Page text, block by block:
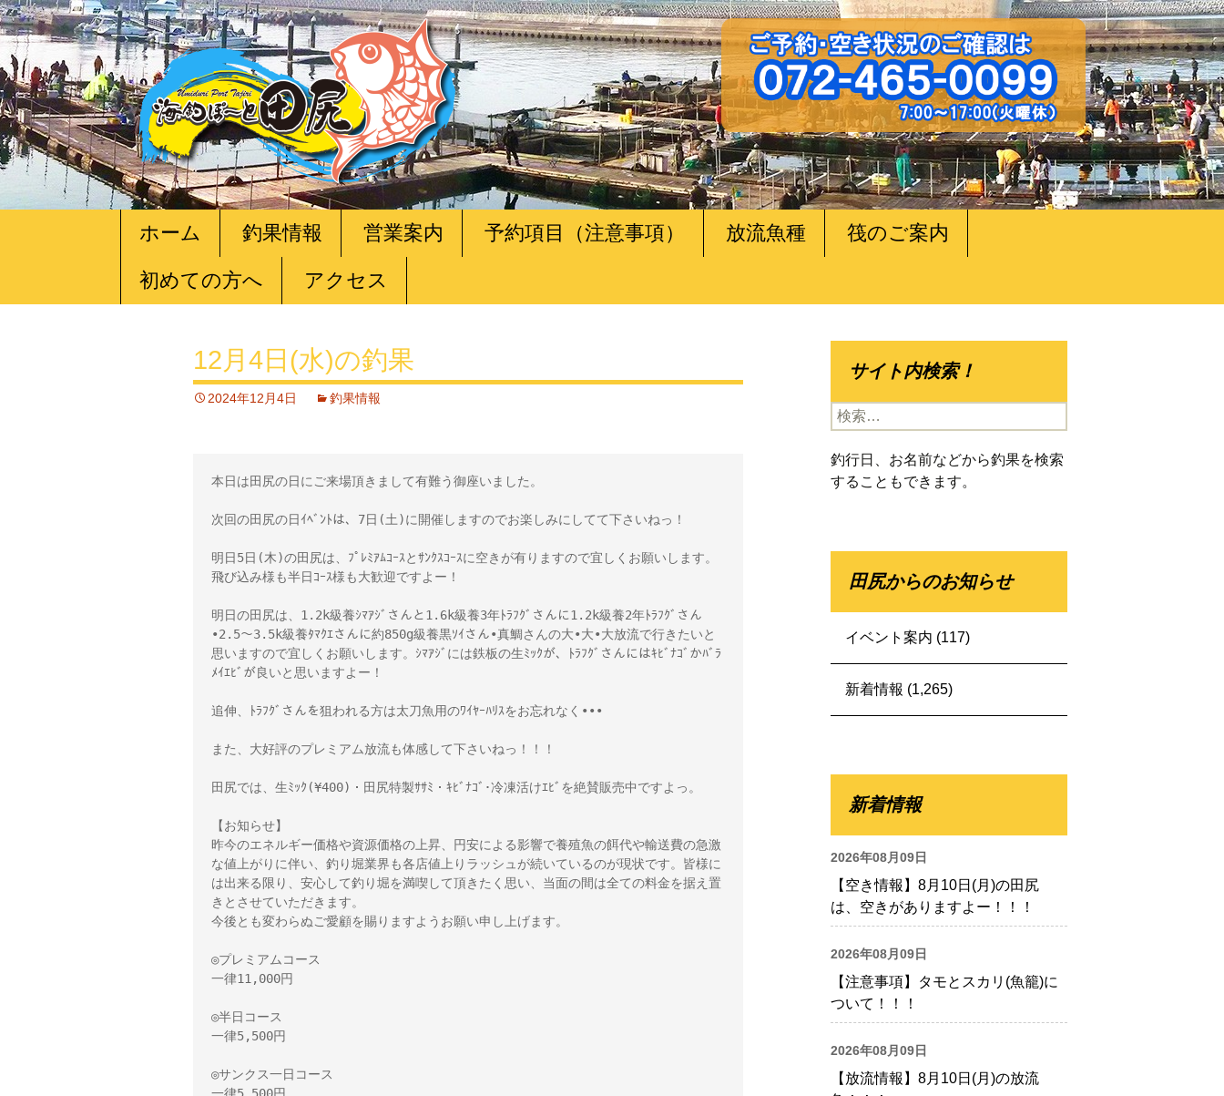
ツ
ホーム 釣果情報 営業案内 予約項目（注意事項） 放流魚種 筏のご案内
初めての方へ アクセス
12月4日(水)の釣果
2024年12月4日 釣果情報
本日は田尻の日にご来場頂きまして有難う御座いました。
次回の田尻の日ｲﾍﾞﾝﾄは、7日(土)に開催しますのでお楽しみにしてて下さいねっ！
明日5日(木)の田尻は、ﾌﾟﾚﾐｱﾑｺｰｽとｻﾝｸｽｺｰｽに空きが有りますので宜しくお願いします。
飛び込み様も半日ｺｰｽ様も大歓迎ですよー！
明日の田尻は、1.2k級養ｼﾏｱｼﾞさんと1.6k級養3年ﾄﾗﾌｸﾞさんに1.2k級養2年ﾄﾗﾌｸﾞさん
•2.5～3.5k級養ﾀﾏｸｴさんに約850g級養黒ｿｲさん•真鯛さんの大•大•大放流で行きたいと
思いますので宜しくお願いします。ｼﾏｱｼﾞには鉄板の生ﾐｯｸが、ﾄﾗﾌｸﾞさんにはｷﾋﾞﾅｺﾞかﾊﾞﾗ
ﾒｲｴﾋﾞが良いと思いますよー！
追伸、ﾄﾗﾌｸﾞさんを狙われる方は太刀魚用のﾜｲﾔｰﾊﾘｽをお忘れなく•••
また、大好評のプレミアム放流も体感して下さいねっ！！！
田尻では、生ﾐｯｸ(¥400)・田尻特製ｻｻﾐ・ｷﾋﾞﾅｺﾞ･冷凍活けｴﾋﾞを絶賛販売中ですよっ。
【お知らせ】
昨今のエネルギー価格や資源価格の上昇、円安による影響で養殖魚の餌代や輸送費の急激
な値上がりに伴い、釣り堀業界も各店値上りラッシュが続いているのが現状です。皆様に
は出来る限り、安心して釣り堀を満喫して頂きたく思い、当面の間は全ての料金を据え置
きとさせていただきます。
今後とも変わらぬご愛顧を賜りますようお願い申し上げます。
◎プレミアムコース
一律11,000円
◎半日コース
一律5,500円
◎サンクス一日コース
サイト内検索！
検
索:
釣行日、お名前などから釣果を検索
することもできます。
田尻からのお知らせ
イベント案内 (117)
新着情報 (1,265)
新着情報
2026年08月09日
【空き情報】8月10日(月)の田尻
は、空きがありますよー！！！
2026年08月09日
【注意事項】タモとスカリ(魚籠)に
ついて！！！
2026年08月09日
【放流情報】8月10日(月)の放流